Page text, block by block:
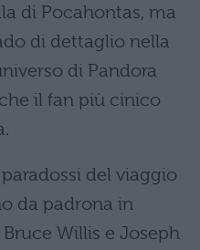
di Pocahontas, ma
di dettaglio nella
di Pandora
il fan più cinico
del viaggio
da padrona in
Willis e Joseph